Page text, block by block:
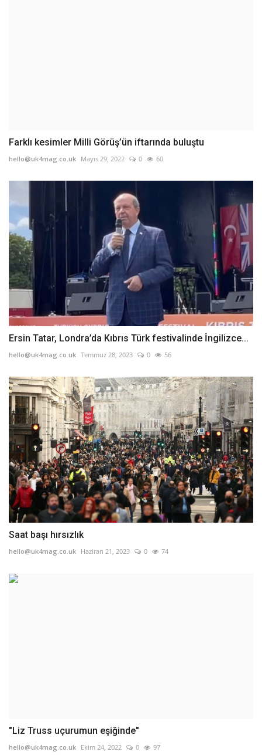
Farklı kesimler Milli Görüş’ün iftarında buluştu
hello@uk4mag.co.uk Mayıs 29, 2022 0 60
Ersin Tatar, Londra’da Kıbrıs Türk festivalinde İngilizce...
hello@uk4mag.co.uk Temmuz 28, 2023 0 56
Saat başı hırsızlık
hello@uk4mag.co.uk Haziran 21, 2023 0 74
"Liz Truss uçurumun eşiğinde"
hello@uk4mag.co.uk Ekim 24, 2022 0 97